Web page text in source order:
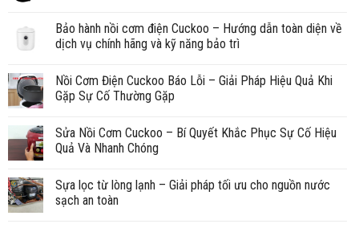
Bảo hành nồi cơm điện Cuckoo – Hướng dẫn toàn diện về
dịch vụ chính hãng và kỹ năng bảo trì
Nồi Cơm Điện Cuckoo Báo Lỗi – Giải Pháp Hiệu Quả Khi
Gặp Sự Cố Thường Gặp
Sửa Nồi Cơm Cuckoo – Bí Quyết Khắc Phục Sự Cố Hiệu
Quả Và Nhanh Chóng
Sựa lọc từ lòng lạnh – Giải pháp tối ưu cho nguồn nước
sạch an toàn